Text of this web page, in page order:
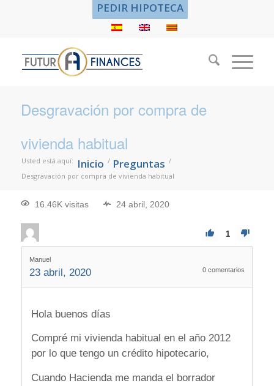
PEDIR HIPOTECA
Desgravación por compra de
vivienda habitual
Usted está aquí: Inicio / Preguntas /
Desgravación por compra de vivienda habitual
16.46K visitas 24 abril, 2020
1
Manuel
23 abril, 2020 0 comentarios
Hola buenos días
Compré mi vivienda habitual en el año 2012
por lo que tengo un crédito hipotecario,
Cuando Hacienda me manda el borrador